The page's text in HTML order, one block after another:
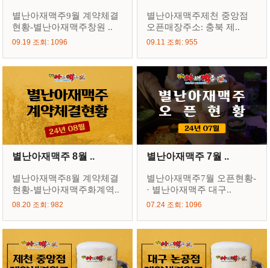
별난아재맥주9월 계약체결
현황-별난아재맥주창원 ..
09.19 조회: 1096
별난아재맥주제천 중앙점
오픈매장주소: 충북 제..
09.11 조회: 955
별난아재맥주 8월 ..
별난아재맥주8월 계약체결
현황-별난아재맥주화계역..
08.20 조회: 982
별난아재맥주 7월 ..
별난아재맥주7월 오픈현황-
· 별난아재맥주 대구..
07.24 조회: 1096